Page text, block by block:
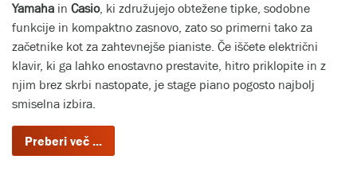
Yamaha in Casio, ki združujejo obtežene tipke, sodobne
funkcije in kompaktno zasnovo, zato so primerni tako za
začetnike kot za zahtevnejše pianiste. Če iščete električni
klavir, ki ga lahko enostavno prestavite, hitro priklopite in z
njim brez skrbi nastopate, je stage piano pogosto najbolj
smiselna izbira.